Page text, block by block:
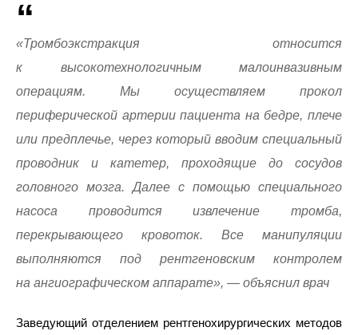
«Тромбоэкстракция относится
к высокотехнологичным малоинвазивным
операциям. Мы осуществляем прокол
периферической артерии пациента на бедре, плече
или предплечье, через который вводим специальный
проводник и катетер, проходящие до сосудов
головного мозга. Далее с помощью специального
насоса проводится извлечение тромба,
перекрывающего кровоток. Все манипуляции
выполняются под рентгеновским контролем
на ангиографическом аппарате», — объяснил врач
Заведующий отделением рентгенохирургических методов